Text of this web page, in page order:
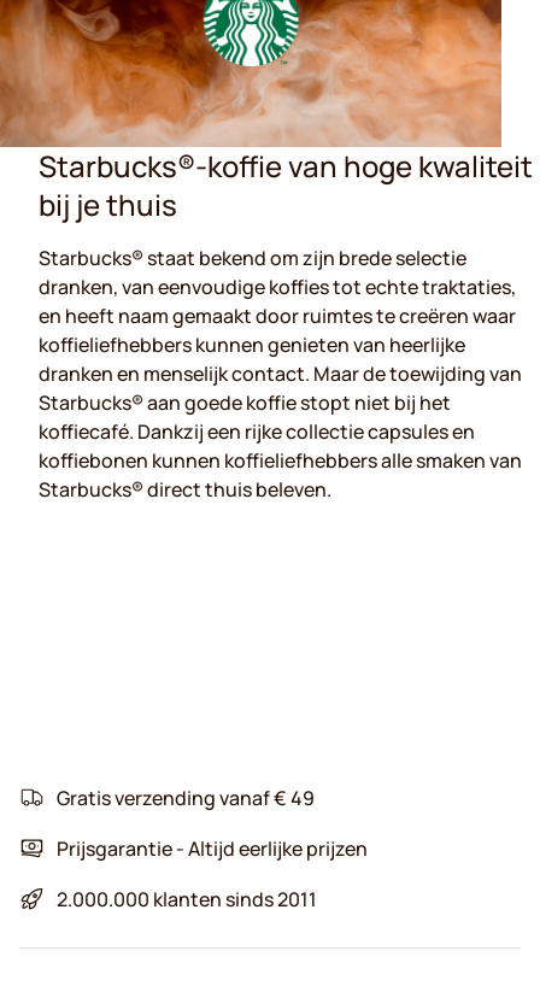
Starbucks®-koffie van hoge kwaliteit
bij je thuis
Starbucks® staat bekend om zijn brede selectie
dranken, van eenvoudige koffies tot echte traktaties,
en heeft naam gemaakt door ruimtes te creëren waar
koffieliefhebbers kunnen genieten van heerlijke
dranken en menselijk contact. Maar de toewijding van
Starbucks® aan goede koffie stopt niet bij het
koffiecafé. Dankzij een rijke collectie capsules en
koffiebonen kunnen koffieliefhebbers alle smaken van
Starbucks® direct thuis beleven.
Gratis verzending vanaf € 49
Prijsgarantie - Altijd eerlijke prijzen
2.000.000 klanten sinds 2011